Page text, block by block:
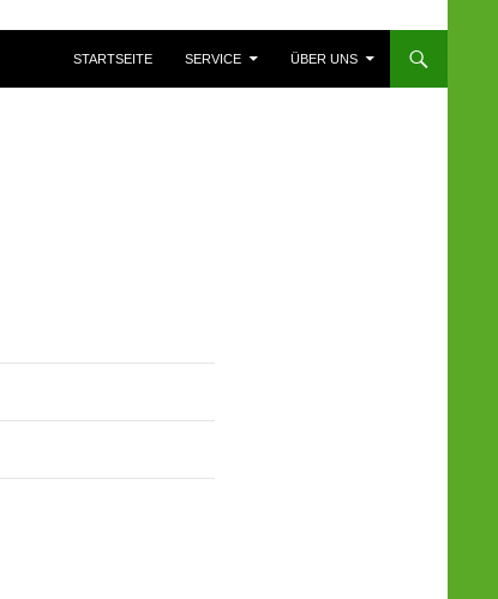
STARTSEITE
SERVICE ÜBER UNS